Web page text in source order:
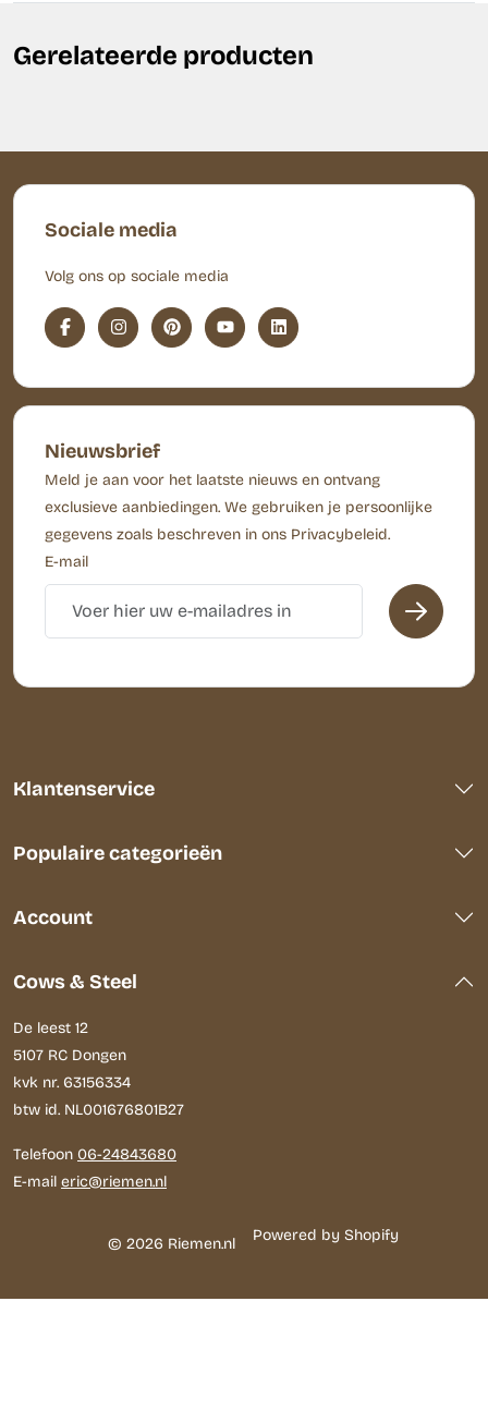
Gerelateerde producten
Sociale media
Volg ons op sociale media
Nieuwsbrief
Meld je aan voor het laatste nieuws en ontvang
exclusieve aanbiedingen. We gebruiken je persoonlijke
gegevens zoals beschreven in ons Privacybeleid.
E-mail
Klantenservice
Populaire categorieën
Account
Cows & Steel
De leest 12
5107 RC Dongen
kvk nr. 63156334
btw id. NL001676801B27
Telefoon 06-24843680
E-mail eric@riemen.nl
© 2026 Riemen.nl Powered by Shopify